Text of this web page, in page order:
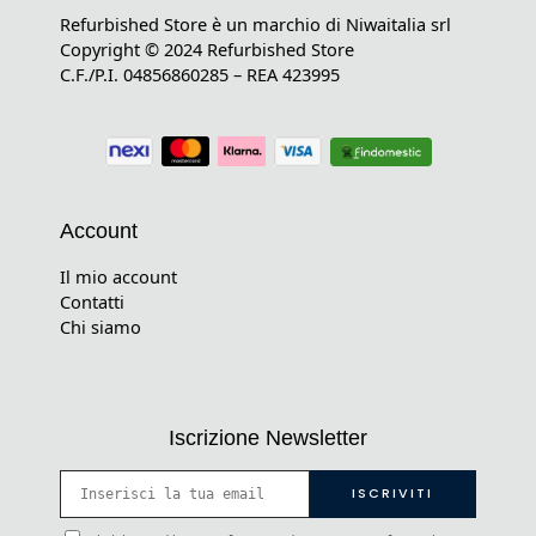
Refurbished Store è un marchio di Niwaitalia srl
Copyright © 2024 Refurbished Store
C.F./P.I. 04856860285 – REA 423995
Account
Il mio account
Contatti
Chi siamo
Iscrizione Newsletter